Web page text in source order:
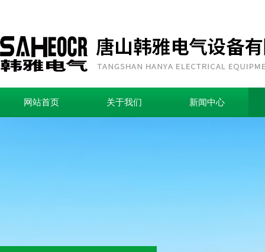
网站首页 关于我们 新闻中心